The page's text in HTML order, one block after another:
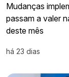
Mudanças
passam a valer
deste mês
há 23 dias